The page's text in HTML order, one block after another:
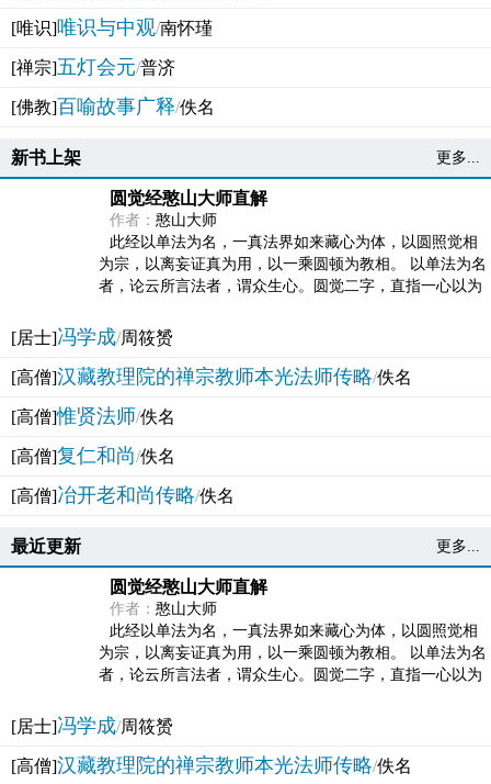
[唯识]唯识与中观/南怀瑾
[禅宗]五灯会元/普济
[佛教]百喻故事广释/佚名
新书上架 更多...
圆觉经憨山大师直解
作者： 憨山大师
此经以单法为名，一真法界如来藏心为体，以圆照觉相
为宗，以离妄证真为用，以一乘圆顿为教相。 以单法为名
者，论云所言法者，谓众生心。圆觉二字，直指一心以为
[居士]冯学成/周筱赟
[高僧]汉藏教理院的禅宗教师本光法师传略/佚名
[高僧]惟贤法师/佚名
[高僧]复仁和尚/佚名
[高僧]冶开老和尚传略/佚名
最近更新 更多...
圆觉经憨山大师直解
作者： 憨山大师
此经以单法为名，一真法界如来藏心为体，以圆照觉相
为宗，以离妄证真为用，以一乘圆顿为教相。 以单法为名
者，论云所言法者，谓众生心。圆觉二字，直指一心以为
[居士]冯学成/周筱赟
[高僧]汉藏教理院的禅宗教师本光法师传略/佚名